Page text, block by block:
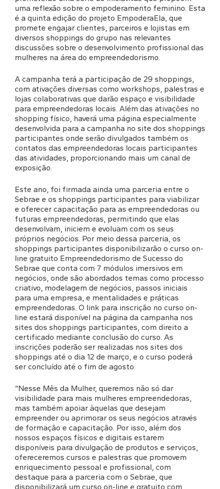
uma reflexão sobre o empoderamento feminino. Esta
é a quinta edição do projeto EmpoderaEla, que
promete engajar clientes, parceiros e lojistas em
diversos shoppings do grupo nas relevantes
discussões sobre o desenvolvimento profissional das
mulheres na área do empreendedorismo.
A campanha terá a participação de 29 shoppings,
com ativações diversas como workshops, palestras e
lojas colaborativas que darão espaço e visibilidade
para empreendedoras locais. Além das ativações no
shopping físico, haverá uma página especialmente
desenvolvida para a campanha no site dos shoppings
participantes onde serão divulgados também os
contatos das empreendedoras locais participantes
das atividades, proporcionando mais um canal de
exposição.
Este ano, foi firmada ainda uma parceria entre o
Sebrae e os shoppings participantes para viabilizar
e oferecer capacitação para as empreendedoras ou
futuras empreendedoras, permitindo que elas
desenvolvam, iniciem e evoluam com os seus
próprios negócios. Por meio dessa parceria, os
shoppings participantes disponibilizarão o curso on-
line gratuito Empreendedorismo de Sucesso do
Sebrae que conta com 7 módulos imersivos em
negócios, onde são abordados temas como processo
criativo, modelagem de negócios, passos iniciais
para uma empresa, e mentalidades e práticas
empreendedoras. O link para inscrição no curso on-
line estará disponível na página da campanha nos
sites dos shoppings participantes, com direito a
certificado mediante conclusão do curso. As
inscrições poderão ser realizadas nos sites dos
shoppings até o dia 12 de março, e o curso poderá
ser concluído até o fim de agosto.
“Nesse Mês da Mulher, queremos não só dar
visibilidade para mais mulheres empreendedoras,
mas também apoiar àquelas que desejam
empreender ou aprimorar os seus negócios através
de formação e capacitação. Por isso, além dos
nossos espaços físicos e digitais estarem
disponíveis para divulgação de produtos e serviços,
ofereceremos cursos e palestras que promovem
enriquecimento pessoal e profissional, com
destaque para a parceria com o Sebrae, que
disponibilizará um curso on-line e gratuito com